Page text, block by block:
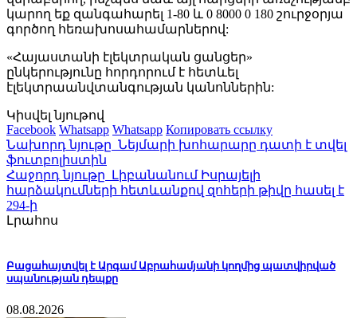
կարող եք զանգահարել 1-80 և 0 8000 0 180 շուրջօրյա
գործող հեռախոսահամարներով:
«Հայաստանի էլեկտրական ցանցեր»
ընկերությունը հորդորում է հետևել
էլեկտրաանվտանգության կանոններին:
Կիսվել նյութով
Facebook Whatsapp Whatsapp Копировать ссылку
Նախորդ նյութը Նեյմարի խոհարարը դատի է տվել
ֆուտբոլիստին
Հաջորդ նյութը Լիբանանում Իսրայելի
հարձակումների հետևանքով զոհերի թիվը հասել է
294-ի
Լրահոս
Բացահայտվել է Արգամ Աբրահամյանի կողմից պատվիրված
սպանության դեպքը
08.08.2026